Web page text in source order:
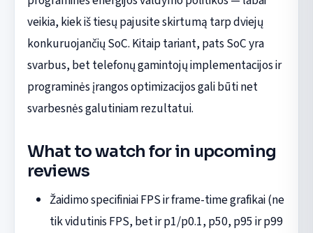
veikia, kiek iš tiesų pajusite skirtumą tarp dviejų
konkuruojančių SoC. Kitaip tariant, pats SoC yra
svarbus, bet telefonų gamintojų implementacijos ir
programinės įrangos optimizacijos gali būti net
svarbesnės galutiniam rezultatui.
What to watch for in upcoming
reviews
Žaidimo specifiniai FPS ir frame-time grafikai (ne
tik vidutinis FPS, bet ir p1/p0.1, p50, p95 ir p99